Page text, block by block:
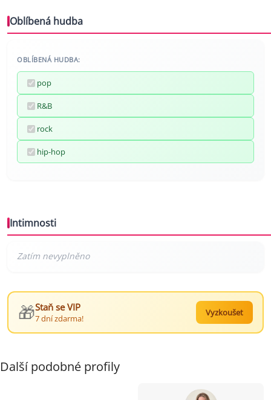
Oblíbená hudba
OBLÍBENÁ HUDBA:
pop
R&B
rock
hip-hop
Intimnosti
🎁Staň se VIP
7 dní zdarma!
Vyzkoušet
Další podobné profily